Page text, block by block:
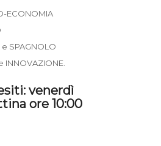
ECONOMIA
e SPAGNOLO
INNOVAZIONE.
venerdì
ore 10:00